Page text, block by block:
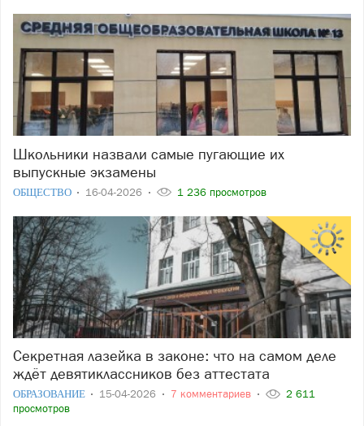
Школьники назвали самые пугающие их
выпускные экзамены
ОБЩЕСТВО 16-04-2026 1 236 просмотров
Секретная лазейка в законе: что на самом деле
ждёт девятиклассников без аттестата
ОБРАЗОВАНИЕ 15-04-2026 7 комментариев
2 611
просмотров